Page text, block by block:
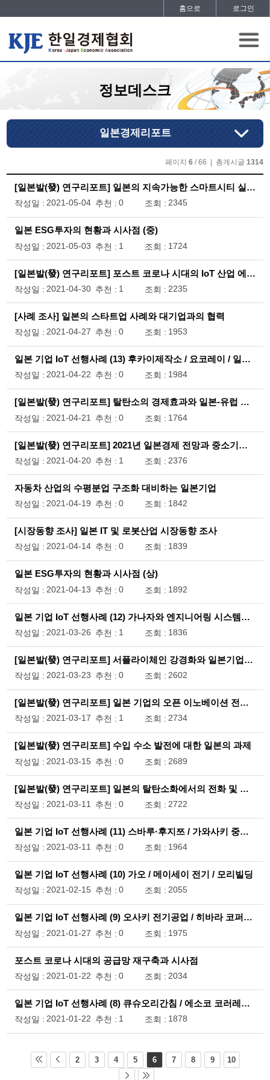
홈으로 로그인
정보데스크
일본경제리포트
페이지 6/ 66 | 총게시글 1314
[일본발(發) 연구리포트] 일본의 지속가능한 스마트시티 실현을 위한 노력
작성일 : 2021-05-04 추천 : 0 조회 : 2345
일본 ESG투자의 현황과 시사점 (중)
작성일 : 2021-05-03 추천 : 1 조회 : 1724
[일본발(發) 연구리포트] 포스트 코로나 시대의 IoT 산업 에코시스템
작성일 : 2021-04-30 추천 : 1 조회 : 2235
[사례 조사] 일본의 스타트업 사례와 대기업과의 협력
작성일 : 2021-04-27 추천 : 0 조회 : 1953
일본 기업 IoT 선행사례 (13) 후카이제작소 / 요코레이 / 일본 IBM
작성일 : 2021-04-22 추천 : 0 조회 : 1984
[일본발(發) 연구리포트] 탈탄소의 경제효과와 일본-유럽 그린정책 비교
작성일 : 2021-04-21 추천 : 0 조회 : 1764
[일본발(發) 연구리포트] 2021년 일본경제 전망과 중소기업의 성장전략
작성일 : 2021-04-20 추천 : 1 조회 : 2376
자동차 산업의 수평분업 구조화 대비하는 일본기업
작성일 : 2021-04-19 추천 : 0 조회 : 1842
[시장동향 조사] 일본 IT 및 로봇산업 시장동향 조사
작성일 : 2021-04-14 추천 : 0 조회 : 1839
일본 ESG투자의 현황과 시사점 (상)
작성일 : 2021-04-13 추천 : 0 조회 : 1892
일본 기업 IoT 선행사례 (12) 가나자와 엔지니어링 시스템즈 / 쯔바키모토 체인 / 캐논
작성일 : 2021-03-26 추천 : 1 조회 : 1836
[일본발(發) 연구리포트] 서플라이체인 강경화와 일본기업의 입지·투자전략
작성일 : 2021-03-23 추천 : 0 조회 : 2602
[일본발(發) 연구리포트] 일본 기업의 오픈 이노베이션 전략과 과제
작성일 : 2021-03-17 추천 : 1 조회 : 2734
[일본발(發) 연구리포트] 수입 수소 발전에 대한 일본의 과제
작성일 : 2021-03-15 추천 : 0 조회 : 2689
[일본발(發) 연구리포트] 일본의 탈탄소화에서의 전화 및 수소 에너지의 역할
작성일 : 2021-03-11 추천 : 0 조회 : 2722
일본 기업 IoT 선행사례 (11) 스바루·후지쯔 / 가와사키 중공업 / Braveridge
작성일 : 2021-03-11 추천 : 0 조회 : 1964
일본 기업 IoT 선행사례 (10) 가오 / 메이세이 전기 / 모리빌딩
작성일 : 2021-02-15 추천 : 0 조회 : 2055
일본 기업 IoT 선행사례 (9) 오사키 전기공업 / 히바라 코퍼레이션 / 오에이센터
작성일 : 2021-01-27 추천 : 0 조회 : 1975
포스트 코로나 시대의 공급망 재구축과 시사점
작성일 : 2021-01-22 추천 : 0 조회 : 2034
일본 기업 IoT 선행사례 (8) 큐슈오리간침 / 에소코 코러레이션 / TACK&Co.
작성일 : 2021-01-22 추천 : 1 조회 : 1878
2 3 4 5 6 7 8 9 10